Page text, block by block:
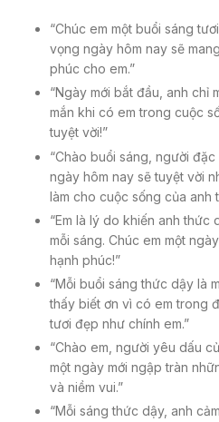
“Chúc em một buổi sáng
vọng ngày hôm nay sẽ
phúc cho em.”
“Ngày mới bắt đầu, anh chỉ
mắn khi có em trong cuộc
tuyệt vời!”
“Chào buổi sáng, người
ngày hôm nay sẽ tuyệt vời
làm cho cuộc sống của anh
“Em là lý do khiến anh thức
mỗi sáng. Chúc em một
hạnh phúc!”
“Mỗi buổi sáng thức dậy là
thấy biết ơn vì có em trong
tươi đẹp như chính em.”
“Chào em, người yêu dấu
một ngày mới ngập tràn
và niềm vui.”
“Mỗi sáng thức dậy, anh